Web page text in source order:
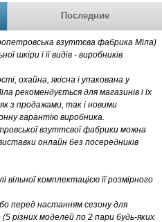
Последние
взуттєва фабрика Міла)
шкіри і її видів - виробників
охайна, якісна і упакована у
рекомендується для магазинів і їх
з продажами, так і новими
гарантію виробника.
взуттєвої фабрики можна
онлайн без посередників
комплектацією її розмірного
перед настанням сезону для
різних моделей по 2 пари будь-яких